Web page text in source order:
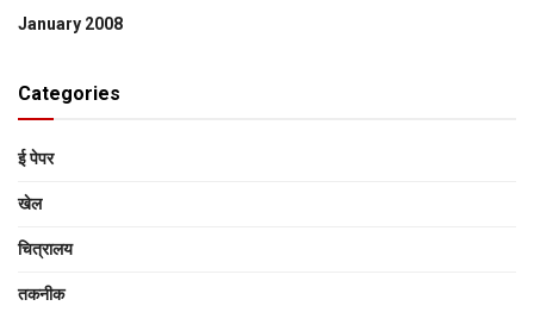
January 2008
Categories
ई पेपर
खेल
चित्रालय
तकनीक